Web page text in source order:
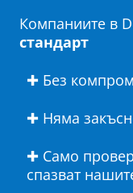
Компаниите в
стандарт
✚ Без
✚ Няма
✚ Само
спазват